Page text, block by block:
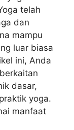
telah
dan
mampu
luar biasa
ini, Anda
dasar,
yoga.
manfaat